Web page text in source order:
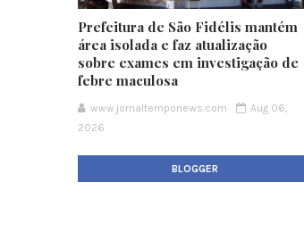
Prefeitura de São Fidélis mantém
área isolada e faz atualização
sobre exames em investigação de
febre maculosa
www.jornaltemponews.com
Aug 06,
2026
BLOGGER